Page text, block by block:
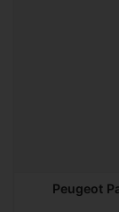
Peugeot